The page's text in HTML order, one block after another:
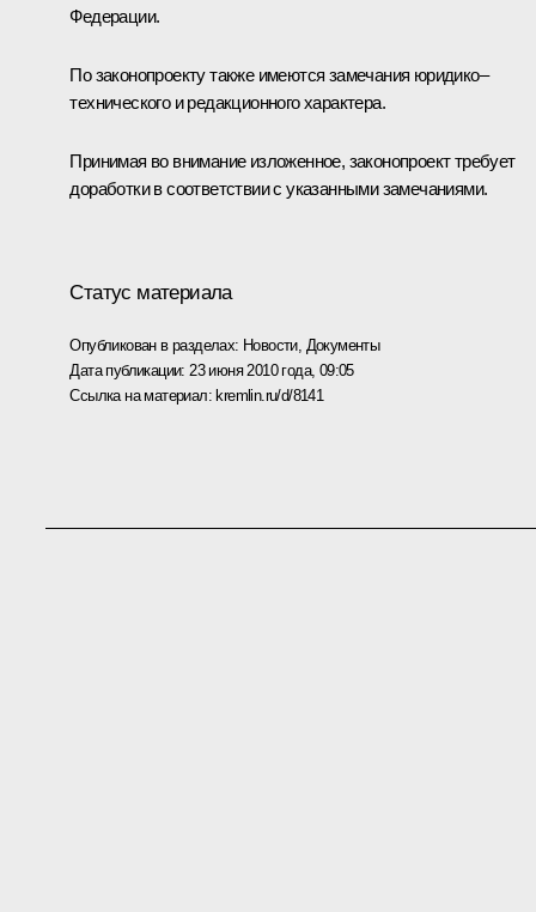
Федерации.
По законопроекту также имеются замечания юридико–
технического и редакционного характера.
Принимая во внимание изложенное, законопроект требует
доработки в соответствии с указанными замечаниями.
Статус материала
Опубликован в разделах: Новости, Документы
Дата публикации: 23 июня 2010 года, 09:05
Ссылка на материал: kremlin.ru/d/8141